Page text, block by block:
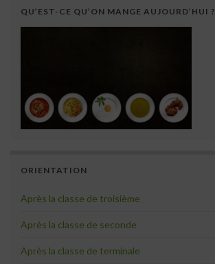
QU’EST-CE QU’ON MANGE AUJOURD’HUI ?
ORIENTATION
Après la classe de troisième
Après la classe de seconde
Après la classe de terminale